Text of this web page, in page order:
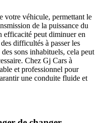
votre véhicule, permettant le
de la puissance du
efficacité peut diminuer en
difficultés à passer les
sons inhabituels, cela peut
Chez Gj Cars à
et professionnel pour
une conduite fluide et